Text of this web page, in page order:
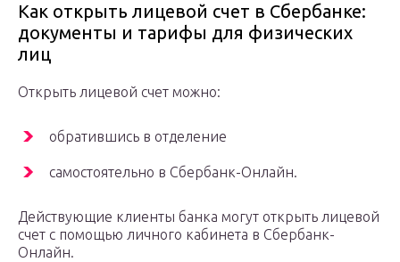
Как открыть лицевой счет в Сбербанке:
документы и тарифы для физических
лиц
Открыть лицевой счет можно:
обратившись в отделение
самостоятельно в Сбербанк-Онлайн.
Действующие клиенты банка могут открыть лицевой
счет с помощью личного кабинета в Сбербанк-
Онлайн.